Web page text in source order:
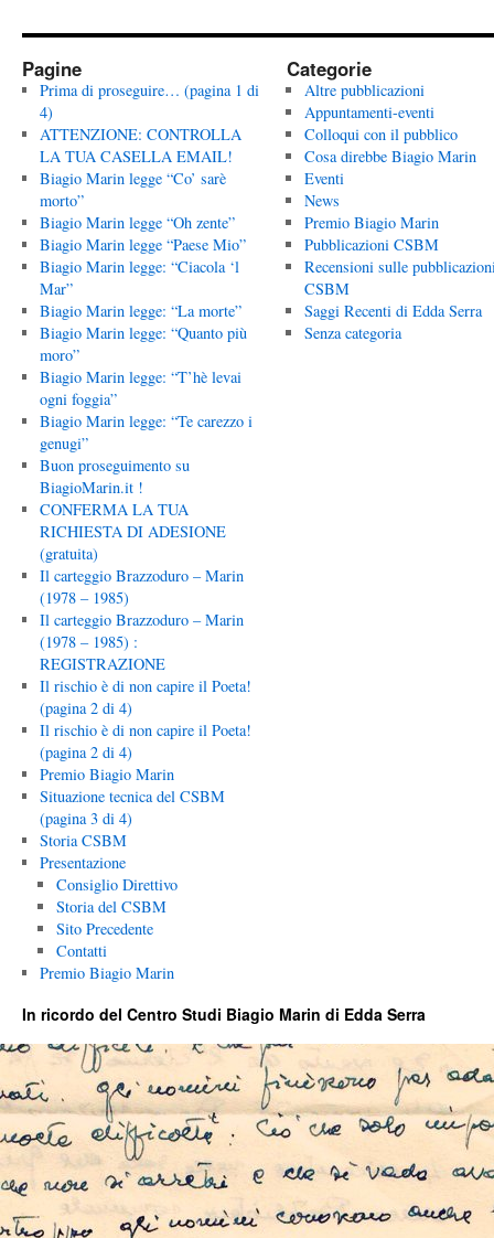
Pagine
Prima di proseguire… (pagina 1 di
4)
ATTENZIONE: CONTROLLA
LA TUA CASELLA EMAIL!
Biagio Marin legge “Co’ sarè
morto”
Biagio Marin legge “Oh zente”
Biagio Marin legge “Paese Mio”
Biagio Marin legge: “Ciacola ‘l
Mar”
Biagio Marin legge: “La morte”
Biagio Marin legge: “Quanto più
moro”
Biagio Marin legge: “T’hè levai
ogni foggia”
Biagio Marin legge: “Te carezzo i
genugi”
Buon proseguimento su
BiagioMarin.it !
CONFERMA LA TUA
RICHIESTA DI ADESIONE
(gratuita)
Il carteggio Brazzoduro – Marin
(1978 – 1985)
Il carteggio Brazzoduro – Marin
(1978 – 1985) :
REGISTRAZIONE
Il rischio è di non capire il Poeta!
(pagina 2 di 4)
Il rischio è di non capire il Poeta!
(pagina 2 di 4)
Premio Biagio Marin
Situazione tecnica del CSBM
(pagina 3 di 4)
Storia CSBM
Presentazione
Consiglio Direttivo
Storia del CSBM
Sito Precedente
Contatti
Premio Biagio Marin
Categorie
Altre pubblicazioni
Appuntamenti-eventi
Colloqui con il pubblico
Cosa direbbe Biagio Marin
Eventi
News
Premio Biagio Marin
Pubblicazioni CSBM
Recensioni sulle
CSBM
Saggi Recenti di Edda Serra
Senza categoria
In ricordo del Centro Studi Biagio Marin di Edda Serra